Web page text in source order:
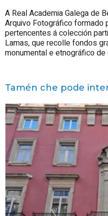
A Real Academia Galega de
Arquivo Fotográfico
pertencentes á colección
Lamas, que recolle fondos
monumental e etnográfico de
Tamén che pode